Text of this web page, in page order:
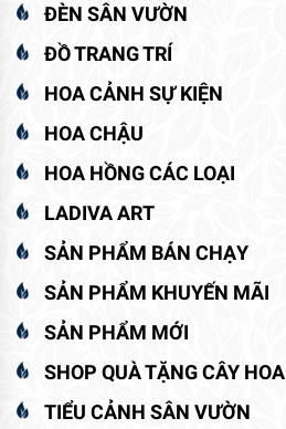
ĐÈN SÂN VƯỜN
ĐỒ TRANG TRÍ
HOA CẢNH SỰ KIỆN
HOA CHẬU
HOA HỒNG CÁC LOẠI
LADIVA ART
SẢN PHẨM BÁN CHẠY
SẢN PHẨM KHUYẾN MÃI
SẢN PHẨM MỚI
SHOP QUÀ TẶNG CÂY HOA
TIỂU CẢNH SÂN VƯỜN